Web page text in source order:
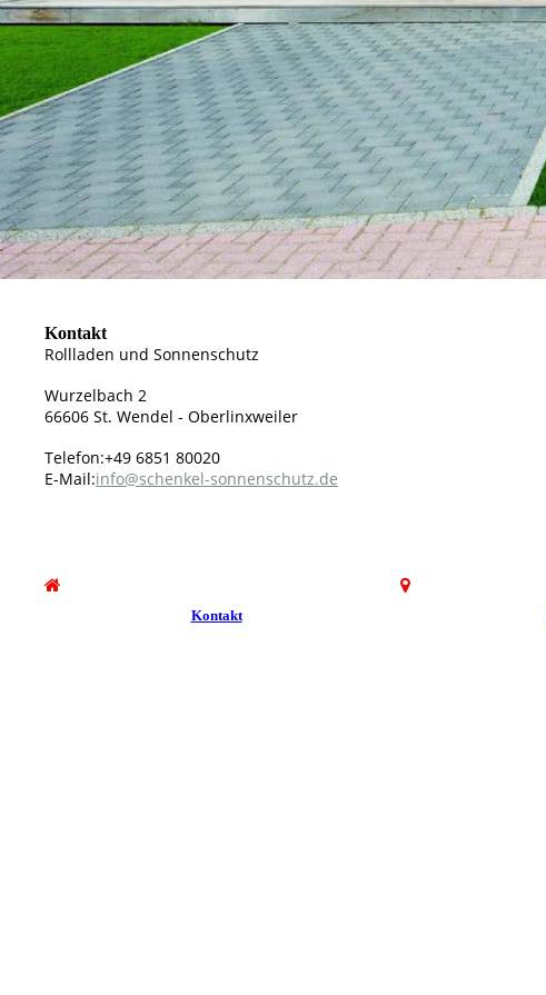
Kontakt
Rollladen und Sonnenschutz
Wurzelbach 2
66606 St. Wendel - Oberlinxweiler
Telefon:+49 6851 80020
E-Mail:info@schenkel-sonnenschutz.de
Kontakt